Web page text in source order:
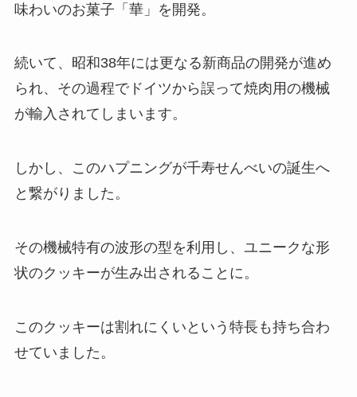
てる？三越などの百貨店で買え
る？
レッシングは？？
ジューc販売中止の理由は？体に
悪い噂は本当？
パキッとパスタ どこで売ってる?
味わいのお菓子「華」を開発。
続いて、昭和38年には更なる新商品の開発が進め
られ、その過程でドイツから誤って焼肉用の機械
が輸入されてしまいます。
しかし、このハプニングが千寿せんべいの誕生へ
と繋がりました。
その機械特有の波形の型を利用し、ユニークな形
状のクッキーが生み出されることに。
このクッキーは割れにくいという特長も持ち合わ
せていました。